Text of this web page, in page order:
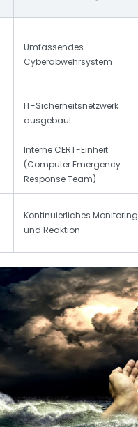
Umfassendes
Cyberabwehrsystem
IT-Sicherheitsnetzwerk
ausgebaut
Interne CERT-Einheit
(Computer Emergency
Response Team)
Kontinuierliches Monitoring
und Reaktion